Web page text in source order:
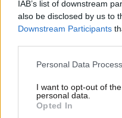
IAB’s list of downstream
also be disclosed by us to
Downstream Participants
Please note that this
not limited to your visit or
grant or deny consent to
use your data for below
Personal Data
I want to opt-out of
personal data.
Opted In
ΕΛΛΑΔΑ2 ω. πριν
Αδιανόητο
ρώτησε πόσο